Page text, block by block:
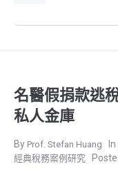
名醫假捐款逃
私人金庫
Prof. Stefan Huang
經典稅務案例研究